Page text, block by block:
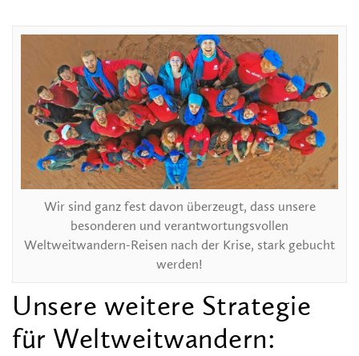
Wir sind ganz fest davon überzeugt, dass unsere
besonderen und verantwortungsvollen
Weltweitwandern-Reisen nach der Krise, stark gebucht
werden!
Unsere weitere Strategie
für Weltweitwandern: